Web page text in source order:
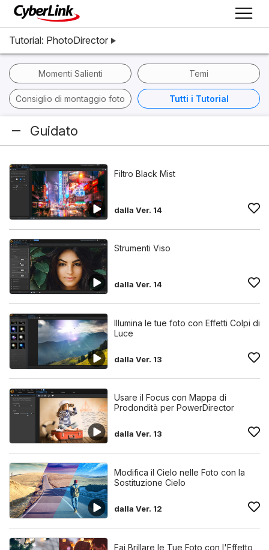
Tutorial: PhotoDirector
Momenti Salienti Temi
Consiglio di montaggio foto Tutti i Tutorial
Guidato
Filtro Black Mist
dalla Ver. 14
Strumenti Viso
dalla Ver. 14
Illumina le tue foto con Effetti Colpi di
Luce
dalla Ver. 13
Usare il Focus con Mappa di
Prodondità per PowerDirector
dalla Ver. 13
Modifica il Cielo nelle Foto con la
Sostituzione Cielo
dalla Ver. 12
Fai Brillare le Tue Foto con l'Effetto